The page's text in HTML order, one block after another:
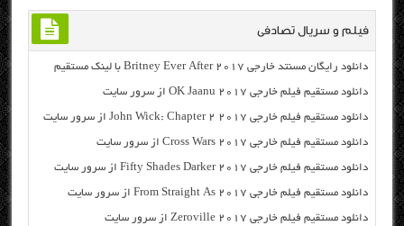
فیلم و سریال تصادفی
دانلود رایگان مسنتد خارجی Britney Ever After 2017 با لینک مستقیم
دانلود مستقیم فیلم خارجی OK Jaanu 2017 از سرور سایت
دانلود مستقیم فیلم خارجی John Wick: Chapter 2 2017 از سرور سایت
دانلود مستقیم فیلم خارجی Cross Wars 2017 از سرور سایت
دانلود مستقیم فیلم خارجی Fifty Shades Darker 2017 از سرور سایت
دانلود مستقیم فیلم خارجی From Straight As 2017 از سرور سایت
دانلود مستقیم فیلم خارجی Zeroville 2017 از سرور سایت